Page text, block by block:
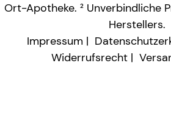
Ort-Apotheke. ² Unverbindliche
Herstellers.
Impressum
Widerrufsrecht